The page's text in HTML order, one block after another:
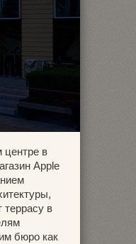
центре в
Apple
террасу в
бюро как